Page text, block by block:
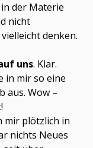
der Materie
nicht
denken.
uns. Klar.
in mir so eine
aus. Wow –
mir plötzlich in
nichts Neues